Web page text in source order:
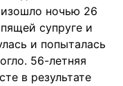
ночью 26
супруге и
и попыталась
56-летняя
в результате